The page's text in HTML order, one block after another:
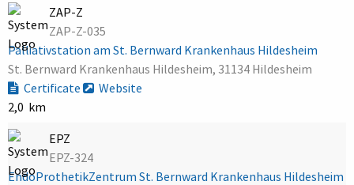
ZAP-Z
ZAP-Z-035
Palliativstation am St. Bernward Krankenhaus Hildesheim
St. Bernward Krankenhaus Hildesheim, 31134 Hildesheim
Certificate
Website
2,0 km
EPZ
EPZ-324
EndoProthetikZentrum St. Bernward Krankenhaus Hildesheim